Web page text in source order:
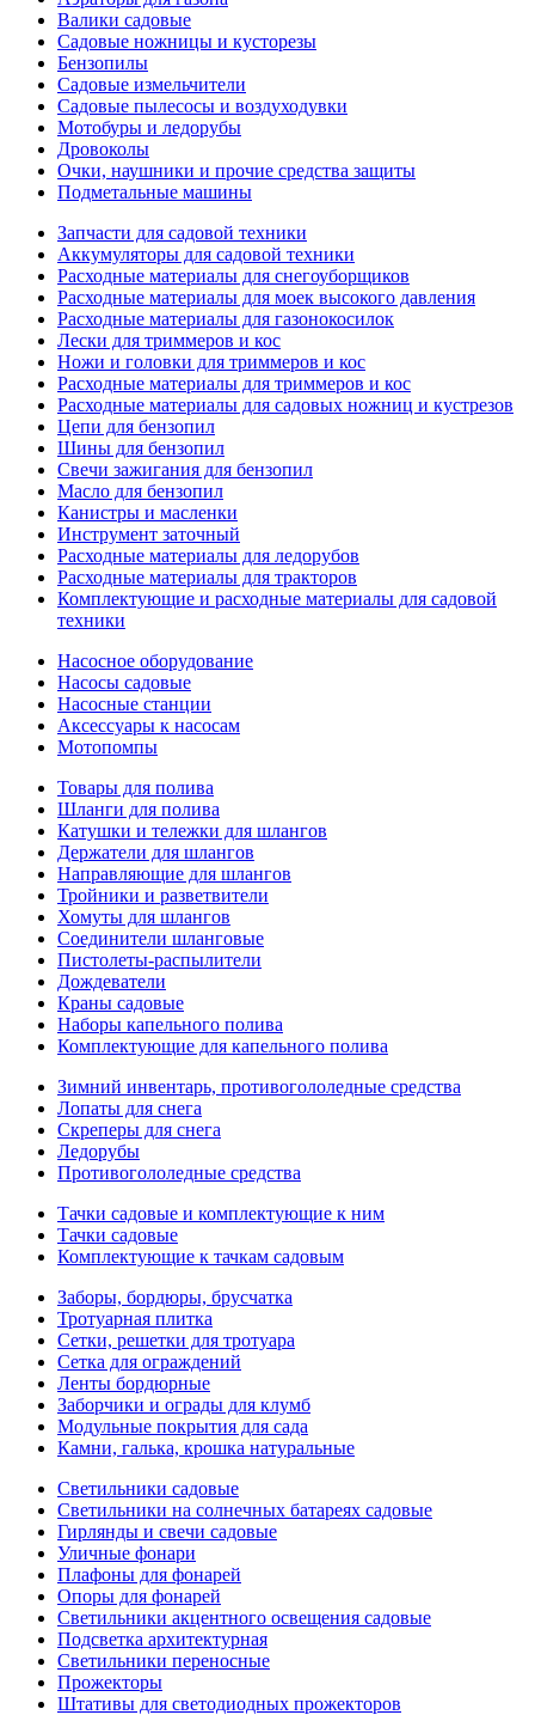
Валики садовые
Садовые ножницы и кусторезы
Бензопилы
Садовые измельчители
Садовые пылесосы и воздуходувки
Мотобуры и ледорубы
Дровоколы
Очки, наушники и прочие средства защиты
Подметальные машины
Запчасти для садовой техники
Аккумуляторы для садовой техники
Расходные материалы для снегоуборщиков
Расходные материалы для моек высокого давления
Расходные материалы для газонокосилок
Лески для триммеров и кос
Ножи и головки для триммеров и кос
Расходные материалы для триммеров и кос
Расходные материалы для садовых ножниц и кустрезов
Цепи для бензопил
Шины для бензопил
Свечи зажигания для бензопил
Масло для бензопил
Канистры и масленки
Инструмент заточный
Расходные материалы для ледорубов
Расходные материалы для тракторов
Комплектующие и расходные материалы для садовой
техники
Насосное оборудование
Насосы садовые
Насосные станции
Аксессуары к насосам
Мотопомпы
Товары для полива
Шланги для полива
Катушки и тележки для шлангов
Держатели для шлангов
Направляющие для шлангов
Тройники и разветвители
Хомуты для шлангов
Соединители шланговые
Пистолеты-распылители
Дождеватели
Краны садовые
Наборы капельного полива
Комплектующие для капельного полива
Зимний инвентарь, противогололедные средства
Лопаты для снега
Скреперы для снега
Ледорубы
Противогололедные средства
Тачки садовые и комплектующие к ним
Тачки садовые
Комплектующие к тачкам садовым
Заборы, бордюры, брусчатка
Тротуарная плитка
Сетки, решетки для тротуара
Сетка для ограждений
Ленты бордюрные
Заборчики и ограды для клумб
Модульные покрытия для сада
Камни, галька, крошка натуральные
Светильники садовые
Светильники на солнечных батареях садовые
Гирлянды и свечи садовые
Уличные фонари
Плафоны для фонарей
Опоры для фонарей
Светильники акцентного освещения садовые
Подсветка архитектурная
Светильники переносные
Прожекторы
Штативы для светодиодных прожекторов